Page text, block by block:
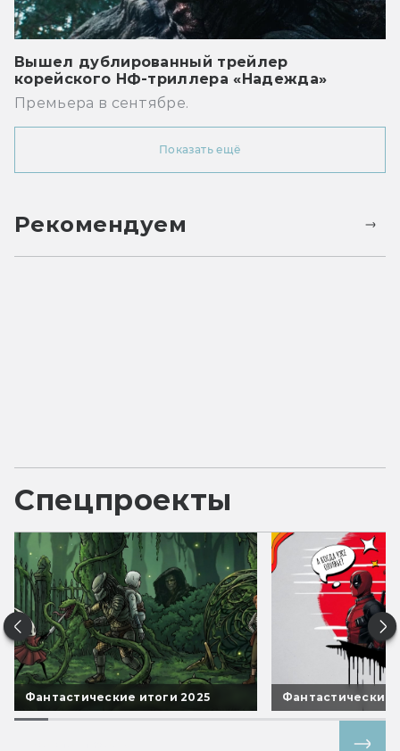
Вышел дублированный трейлер
корейского НФ-триллера «Надежда»
Премьера в сентябре.
Показать ещё
Рекомендуем
Спецпроекты
Фантастические итоги 2025 Фантастические